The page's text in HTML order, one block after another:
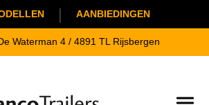
Waterman 4 / 4891 TL Rijsbergen
| AANBIEDINGEN